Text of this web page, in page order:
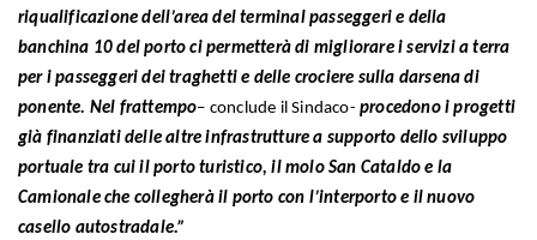
riqualificazione dell’area del terminal passeggeri e della
banchina 10 del porto ci permetterà di migliorare i servizi a terra
per i passeggeri dei traghetti e delle crociere sulla darsena di
ponente. Nel frattempo– conclude il Sindaco-procedono i progetti
già finanziati delle altre infrastrutture a supporto dello sviluppo
portuale tra cui il porto turistico, il molo San Cataldo e la
Camionale che collegherà il porto con l’interporto e il nuovo
casello autostradale.”